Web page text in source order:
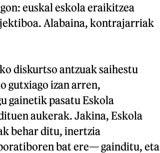
euskal eskola eraikitzea
Alabaina, kontrajarriak
diskurtso antzuak saihestu
gutxiago izan arren,
gainetik pasatu Eskola
aukerak. Jakina, Eskola
behar ditu, inertzia
bat ere— gainditu, eta